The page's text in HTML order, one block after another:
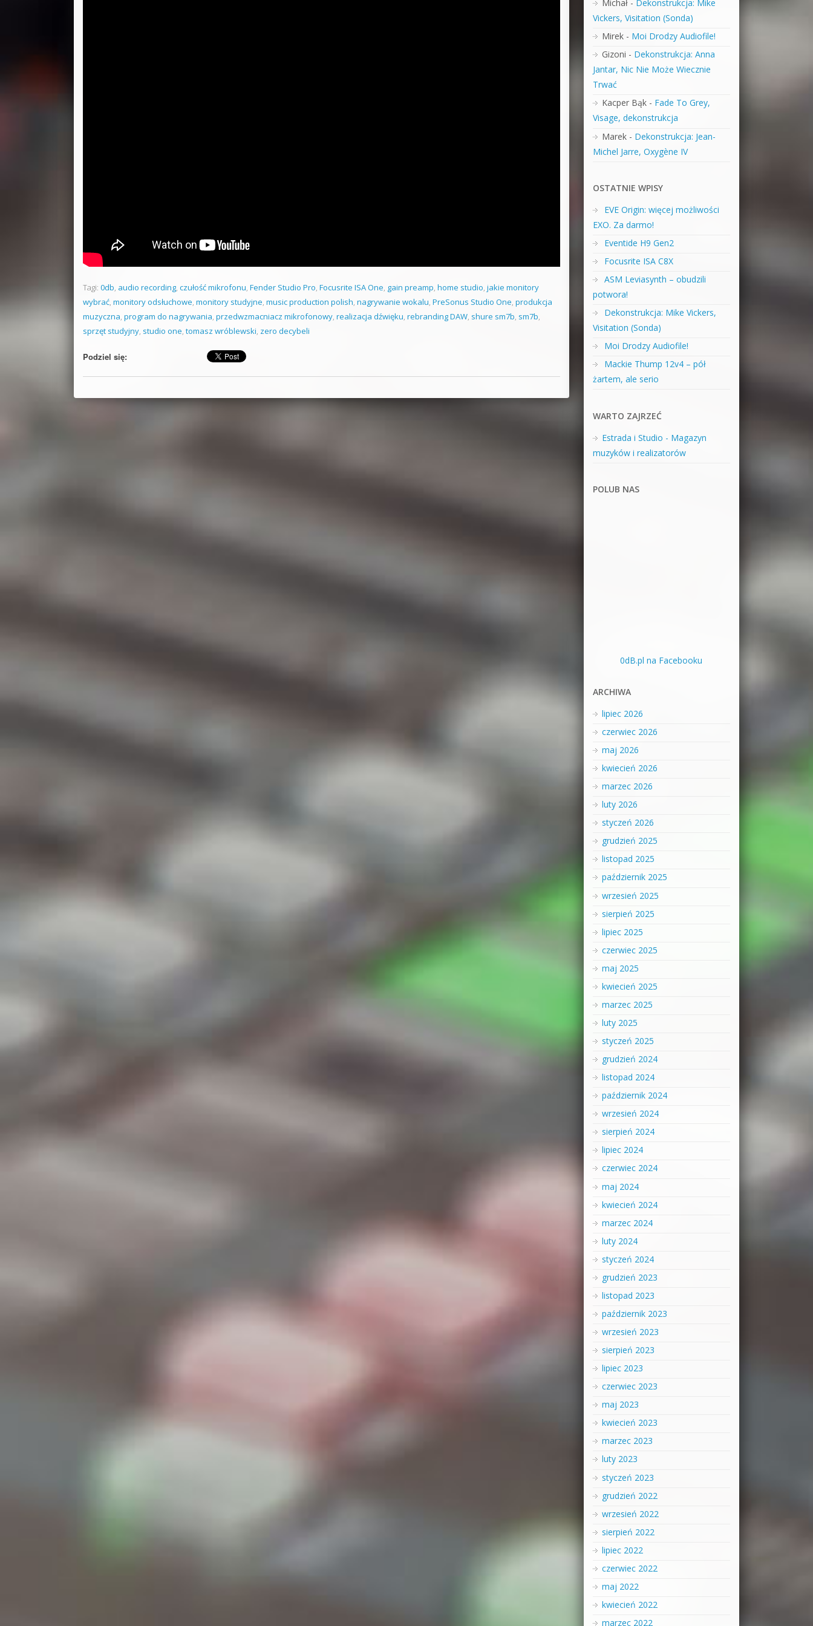
Tagi: 0db, audio recording, czułość mikrofonu, Fender Studio Pro, Focusrite ISA One, gain preamp, home studio, jakie monitory
wybrać, monitory odsłuchowe, monitory studyjne, music production polish, nagrywanie wokalu, PreSonus Studio One, produkcja
muzyczna, program do nagrywania, przedwzmacniacz mikrofonowy, realizacja dźwięku, rebranding DAW, shure sm7b, sm7b,
sprzęt studyjny, studio one, tomasz wróblewski, zero decybeli
Podziel się:
Michał- Dekonstrukcja: Mike
Vickers, Visitation (Sonda)
Mirek- Moi Drodzy Audiofile!
Gizoni - Dekonstrukcja: Anna
Jantar, Nic Nie Może Wiecznie
Trwać
Kacper Bąk- Fade To Grey,
Visage, dekonstrukcja
Marek- Dekonstrukcja: Jean-
Michel Jarre, Oxygène IV
OSTATNIE WPISY
EVE Origin: więcej możliwości
EXO. Za darmo!
Eventide H9 Gen2
Focusrite ISA C8X
ASM Leviasynth – obudzili
potwora!
Dekonstrukcja: Mike Vickers,
Visitation (Sonda)
Moi Drodzy Audiofile!
Mackie Thump 12v4 – pół
żartem, ale serio
WARTO ZAJRZEĆ
Estrada i Studio - Magazyn
muzyków i realizatorów
POLUB NAS
0dB.pl na Facebooku
ARCHIWA
lipiec 2026
czerwiec 2026
maj 2026
kwiecień 2026
marzec 2026
luty 2026
styczeń 2026
grudzień 2025
listopad 2025
październik 2025
wrzesień 2025
sierpień 2025
lipiec 2025
czerwiec 2025
maj 2025
kwiecień 2025
marzec 2025
luty 2025
styczeń 2025
grudzień 2024
listopad 2024
październik 2024
wrzesień 2024
sierpień 2024
lipiec 2024
czerwiec 2024
maj 2024
kwiecień 2024
marzec 2024
luty 2024
styczeń 2024
grudzień 2023
listopad 2023
październik 2023
wrzesień 2023
sierpień 2023
lipiec 2023
czerwiec 2023
maj 2023
kwiecień 2023
marzec 2023
luty 2023
styczeń 2023
grudzień 2022
wrzesień 2022
sierpień 2022
lipiec 2022
czerwiec 2022
maj 2022
kwiecień 2022
marzec 2022